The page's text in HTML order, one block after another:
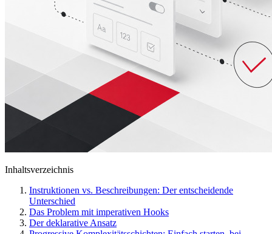
Inhaltsverzeichnis
Instruktionen vs. Beschreibungen: Der entscheidende
Unterschied
Das Problem mit imperativen Hooks
Der deklarative Ansatz